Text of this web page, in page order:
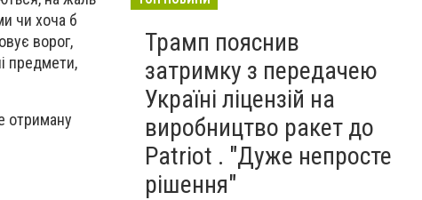
чи хоча б
ворог,
предмети,
отриману
Трамп пояснив
затримку з передачею
Україні ліцензій на
виробництво ракет до
Patriot . "Дуже непросте
рішення"